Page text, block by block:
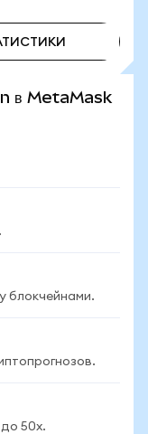
в MetaMask
блокчейнами.
50x.